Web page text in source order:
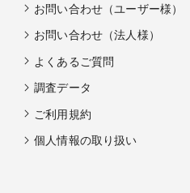
お問い合わせ（ユーザー様）
お問い合わせ（法人様）
よくあるご質問
調査データ
ご利用規約
個人情報の取り扱い